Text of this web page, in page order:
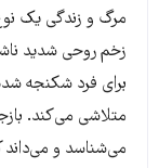
مرگ و زندگی یک
زخم روحی شدید
برای فرد شکنجه
متلاشی می‌کند.
می‌شناسد و می‌داند